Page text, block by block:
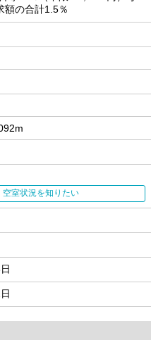
額の合計1.5％
空室状況を知りたい